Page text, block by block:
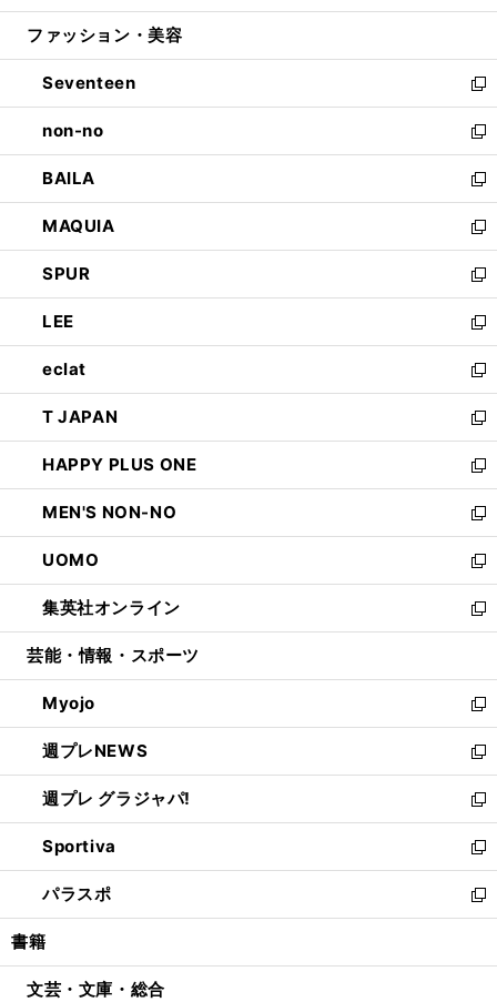
開
ウ
開
く
ン
ウ
で
開
く
ウ
ン
ド
ウ
で
開
く
ファッション・美容
Seventeen
新
し
い
ウ
ィ
ン
ド
ウ
で
開
く
non-no
新
し
い
ウ
ィ
ン
ド
ウ
で
開
く
BAILA
新
し
い
ウ
ィ
ン
ド
ウ
で
開
く
MAQUIA
新
し
い
ウ
ィ
ン
ド
ウ
で
開
く
SPUR
新
し
い
ウ
ィ
ン
ド
ウ
で
開
く
LEE
新
し
い
ウ
ィ
ン
ド
ウ
で
開
く
eclat
新
し
い
ウ
ィ
ン
ド
ウ
で
開
く
T JAPAN
新
し
い
ウ
ィ
ン
ド
ウ
で
開
HAPPY PLUS ONE
新
し
い
ウ
ィ
ン
ド
ウ
開
く
MEN'S NON-NO
新
し
い
ウ
ィ
ン
ウ
で
開
く
UOMO
新
し
い
ウ
ン
ド
ウ
で
開
く
集英社オンライン
新
し
ウ
ィ
ン
ド
ウ
で
開
く
芸能・情報・スポーツ
Myojo
新
し
い
ウ
ィ
ン
ド
ウ
で
開
週プレNEWS
新
し
い
ウ
ィ
ン
ド
ウ
開
週プレ グラジャパ!
新
し
い
ウ
ィ
ン
ウ
Sportiva
新
し
い
ウ
ン
パラスポ
新
し
ウ
書籍
文芸・文庫・総合